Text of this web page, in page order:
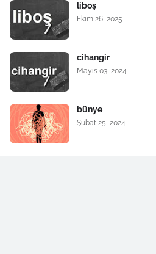
liboş
Ekim 26, 2025
cihangir
Mayıs 03, 2024
bünye
Şubat 25, 2024